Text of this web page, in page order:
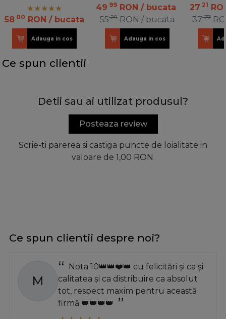
58 00 RON / bucata
Adauga in cos
49 99 RON / bucata
5529 RON / bucata
Adauga in cos
27 21
3777
Ce spun clientii
Detii sau ai utilizat produsul?
Posteaza review
Scrie-ti parerea si castiga puncte de loialitate in
valoare de 1,00 RON.
Ce spun clientii despre noi?
M
Nota 10👑👑❤️👑 cu felicitări și ca și
calitatea și ca distribuire ca absolut
tot, respect maxim pentru această
firmă 👑👑👑👑